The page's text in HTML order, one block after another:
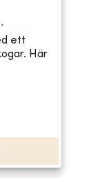
ett
Här